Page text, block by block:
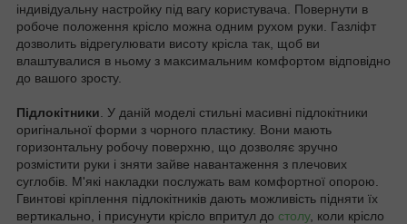
індивідуальну настройку під вагу користувача. Повернути в
робоче положення крісло можна одним рухом руки. Газліфт
дозволить відрегулювати висоту крісла так, щоб ви
влаштувалися в ньому з максимальним комфортом відповідно
до вашого зросту.
Підлокітники . У даній моделі стильні масивні підлокітники
оригінальної форми з чорного пластику. Вони мають
горизонтальну робочу поверхню, що дозволяє зручно
розмістити руки і зняти зайве навантаження з плечових
суглобів. М'які накладки послужать вам комфортної опорою.
Гвинтові кріплення підлокітників дають можливість підняти їх
вертикально, і присунути крісло впритул до столу, коли крісло